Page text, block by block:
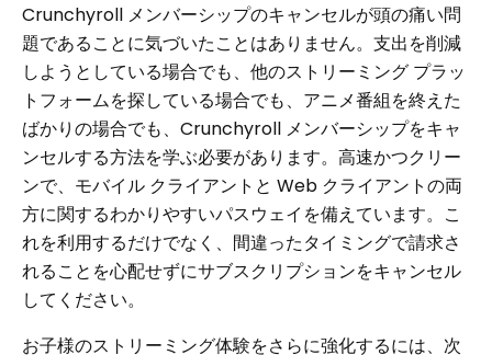
Crunchyroll メンバーシップのキャンセルが頭の痛い問
題であることに気づいたことはありません。支出を削減
しようとしている場合でも、他のストリーミング プラッ
トフォームを探している場合でも、アニメ番組を終えた
ばかりの場合でも、Crunchyroll メンバーシップをキャ
ンセルする方法を学ぶ必要があります。高速かつクリー
ンで、モバイル クライアントと Web クライアントの両
方に関するわかりやすいパスウェイを備えています。こ
れを利用するだけでなく、間違ったタイミングで請求さ
れることを心配せずにサブスクリプションをキャンセル
してください。
お子様のストリーミング体験をさらに強化するには、次